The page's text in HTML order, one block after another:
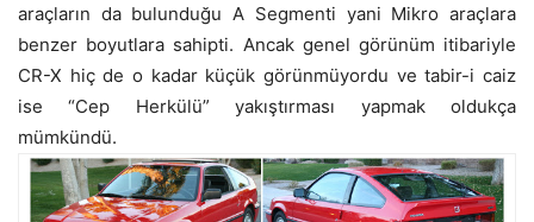
araçların da bulunduğu A Segmenti yani Mikro araçlara
benzer boyutlara sahipti. Ancak genel görünüm itibariyle
CR-X hiç de o kadar küçük görünmüyordu ve tabir-i caiz
ise “Cep Herkülü” yakıştırması yapmak oldukça
mümkündü.